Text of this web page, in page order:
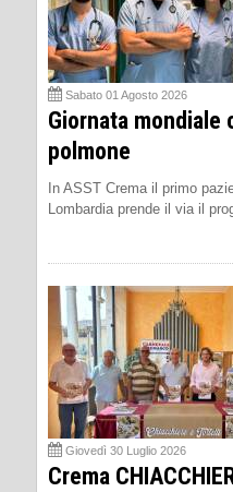
Sabato 01 Agosto 2026
Giornata mondiale
polmone
In ASST Crema il primo
Lombardia prende il via il
Giovedì 30 Luglio 2026
Crema